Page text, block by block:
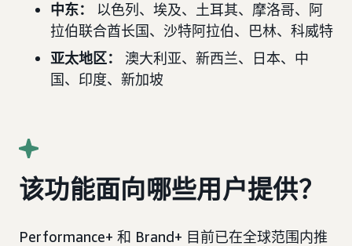
中东：
以色列、埃及、土耳其、摩洛哥、阿
拉伯联合酋长国、沙特阿拉伯、巴林、科威特
亚太地区：
澳大利亚、新西兰、日本、中
国、印度、新加坡
该功能面向哪些用户提供？
Performance+ 和 Brand+ 目前已在全球范围内推